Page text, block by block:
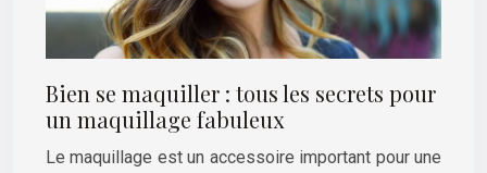
Bien se maquiller : tous les secrets pour
un maquillage fabuleux
Le maquillage est un accessoire important pour une